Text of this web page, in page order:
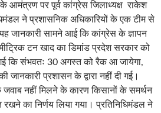
आमंत्रण पर पूर्व कांग्रेस जिलाध्यक्ष राकेश
ने प्रशासनिक अधिकारियों के एक टीम से
जानकारी सामने आई कि कांग्रेस के ज्ञापन
टन खाद का डिमांड प्रदेश सरकार को
कि संभवतः 30 अगस्त को रैक आ जायेगा,
जानकारी प्रशासन के द्वारा नहीं दी गई।
नहीं मिलने के कारण किसानों के समर्थन
का निर्णय लिया गया। प्रतिनिधिमंडल ने